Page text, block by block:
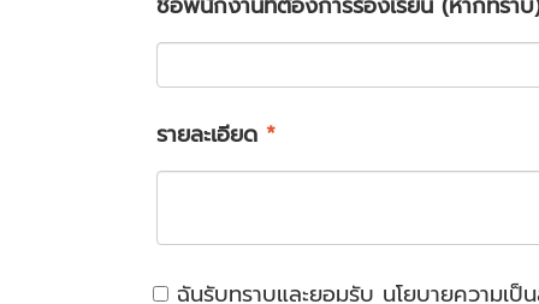
รายละเอียด *
ฉันรับทราบและยอมรับ นโยบายความเป็